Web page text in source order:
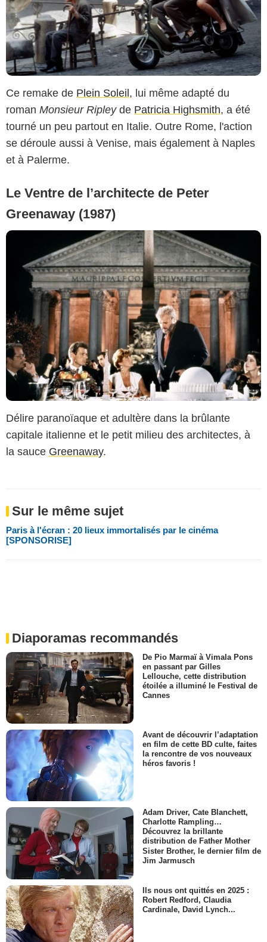
Ce remake de Plein Soleil , lui même adapté du
roman Monsieur Ripleyde Patricia Highsmith, a été
tourné un peu partout en Italie. Outre Rome, l'action
se déroule aussi à Venise, mais également à Naples
et à Palerme.
Le Ventre de l’architecte de Peter
Greenaway (1987)
Délire paranoïaque et adultère dans la brûlante
capitale italienne et le petit milieu des architectes, à
la sauce Greenaway.
Sur le même sujet
Paris à l'écran : 20 lieux immortalisés par le cinéma
[SPONSORISE]
Diaporamas recommandés
De Pio Marmaï à Vimala Pons
en passant par Gilles
Lellouche, cette distribution
étoilée a illuminé le Festival de
Cannes
Avant de découvrir l’adaptation
en film de cette BD culte, faites
la rencontre de vos nouveaux
héros favoris !
Adam Driver, Cate Blanchett,
Charlotte Rampling…
Découvrez la brillante
distribution de Father Mother
Sister Brother, le dernier film de
Jim Jarmusch
Ils nous ont quittés en 2025 :
Robert Redford, Claudia
Cardinale, David Lynch...